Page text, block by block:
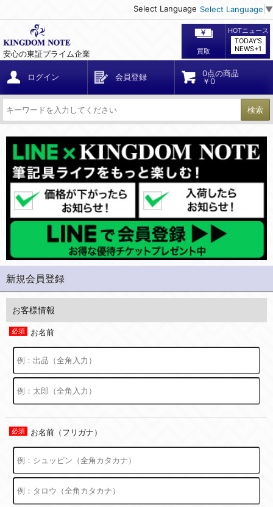
Select Language Select Language ▼
安心の東証プライム企業 買取
HOTニュース
TODAY'S
NEWS+1
ログイン 会員登録
0点の商品
￥0
検索
新規会員登録
お客様情報
お名前
お名前（フリガナ）